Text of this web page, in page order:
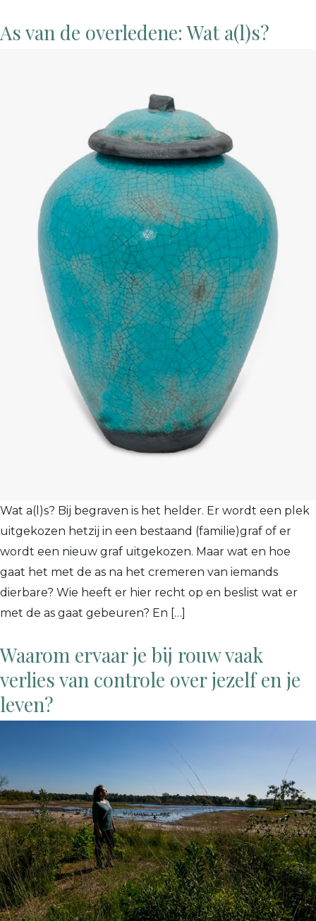
As van de overledene: Wat a(l)s?
Wat a(l)s? Bij begraven is het helder. Er wordt een plek
uitgekozen hetzij in een bestaand (familie)graf of er
wordt een nieuw graf uitgekozen. Maar wat en hoe
gaat het met de as na het cremeren van iemands
dierbare? Wie heeft er hier recht op en beslist wat er
met de as gaat gebeuren? En […]
Waarom ervaar je bij rouw vaak
verlies van controle over jezelf en je
leven?